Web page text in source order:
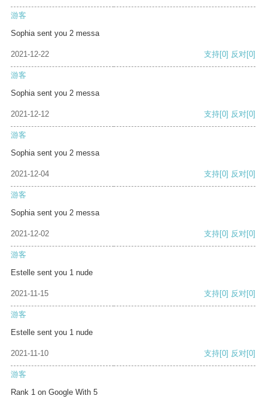
游客
Sophia sent you 2 messa
2021-12-22 支持[0] 反对[0]
游客
Sophia sent you 2 messa
2021-12-12 支持[0] 反对[0]
游客
Sophia sent you 2 messa
2021-12-04 支持[0] 反对[0]
游客
Sophia sent you 2 messa
2021-12-02 支持[0] 反对[0]
游客
Estelle sent you 1 nude
2021-11-15 支持[0] 反对[0]
游客
Estelle sent you 1 nude
2021-11-10 支持[0] 反对[0]
游客
Rank 1 on Google With 5